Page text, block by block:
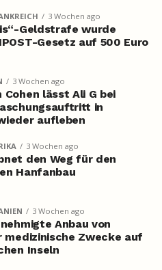
3 Wochen ago
Geldstrafe wurde
Gesetz auf 500 Euro
3 Wochen ago
Cohen lässt Ali G bei
in
aufleben
3 Wochen ago
den Weg für den
Hanfanbau
3 Wochen ago
Anbau von
medizinische Zwecke auf
Inseln